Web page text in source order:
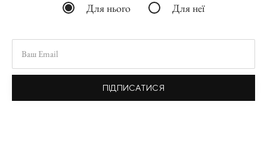
Для нього Для неї
ПІДПИСАТИСЯ